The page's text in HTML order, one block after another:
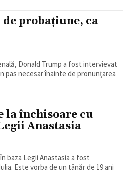
probațiune, ca
Donald Trump a fost intervievat
pas necesar înainte de pronunţarea
la închisoare cu
Anastasia
baza Legii Anastasia a fost
Este vorba de un tânăr de 19 ani